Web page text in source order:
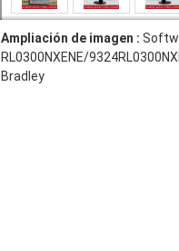
Ampliación de imagen :
RL0300NXENE/
Bradley